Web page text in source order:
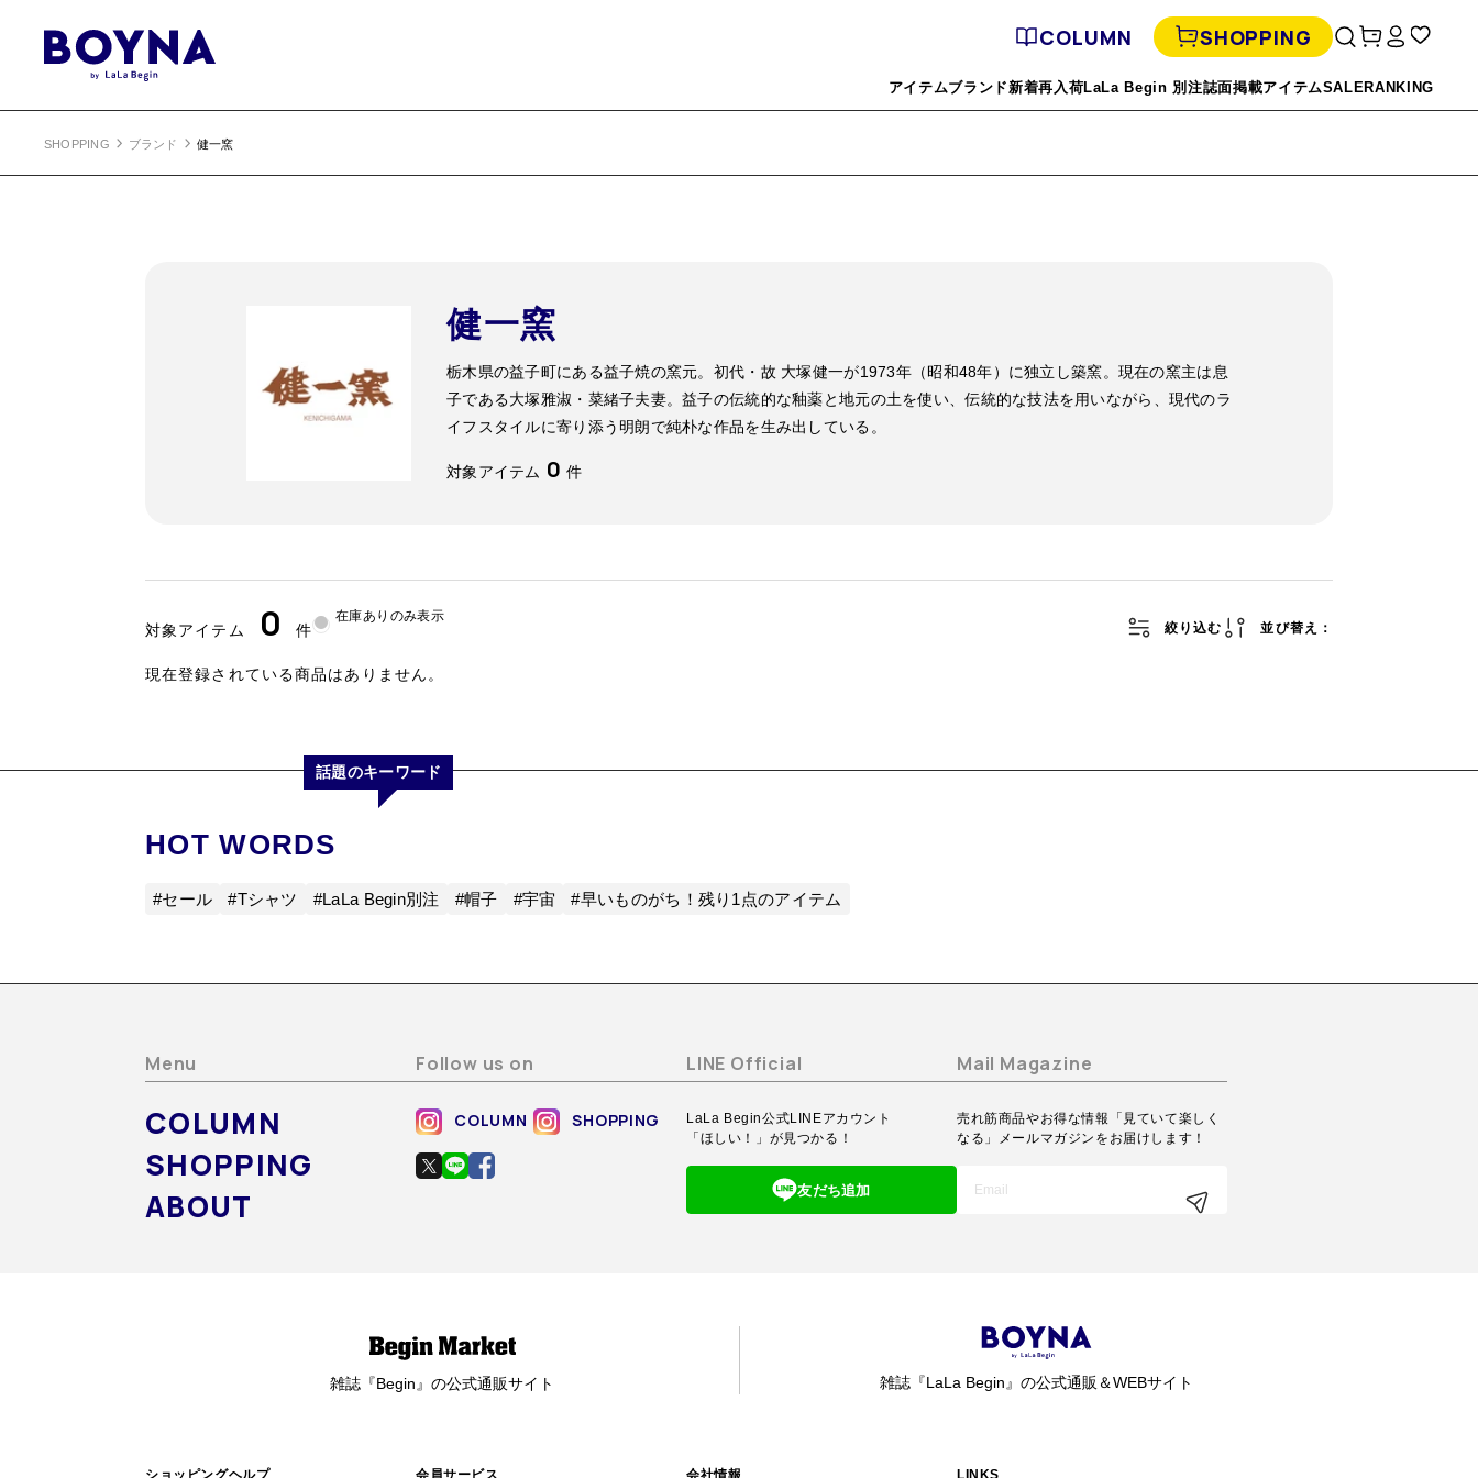
COLUMN SHOPPING
アイテムブランド新着再入荷LaLa Begin 別注誌面掲載アイテムSALERANKING
SHOPPING ブランド 健一窯
健一窯
栃木県の益子町にある益子焼の窯元。初代・故 大塚健一が1973年（昭和48年）に独立し築窯。現在の窯主は息
子である大塚雅淑・菜緒子夫妻。益子の伝統的な釉薬と地元の土を使い、伝統的な技法を用いながら、現代のラ
イフスタイルに寄り添う明朗で純朴な作品を生み出している。
対象アイテム 0 件
対象アイテム 0 件
在庫ありのみ表示
絞り込む 並び替え：
現在登録されている商品はありません。
HOT WORDS
話題のキーワード
#セール #Tシャツ #LaLa Begin別注 #帽子 #宇宙 #早いものがち！残り1点のアイテム
Menu
COLUMN
SHOPPING
ABOUT
Follow us on
COLUMN SHOPPING
LINE Official
LaLa Begin公式LINEアカウント
「ほしい！」が見つかる！
友だち追加
Mail Magazine
売れ筋商品やお得な情報「見ていて楽しく
なる」メールマガジンをお届けします！
雑誌『Begin』の公式通販サイト 雑誌『LaLa Begin』の公式通販＆WEBサイト
ショッピングヘルプ 会員サービス 会社情報 LINKS